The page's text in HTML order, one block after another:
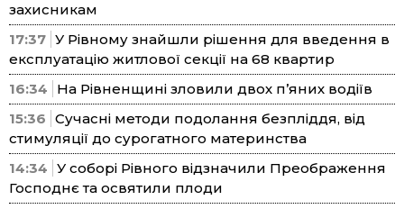
захисникам
17:37 У Рівному знайшли рішення для введення в
експлуатацію житлової секції на 68 квартир
16:34
На Рівненщині зловили двох п’яних водіїв
15:36 Сучасні методи подолання безпліддя, від
стимуляції до сурогатного материнства
14:34 У соборі Рівного відзначили Преображення
Господнє та освятили плоди